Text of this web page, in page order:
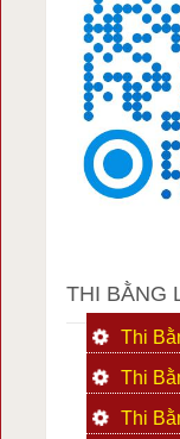
THI BẰNG
Thi
Thi
Thi